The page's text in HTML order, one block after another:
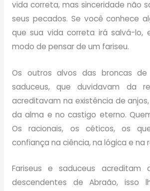
vida correta, mas sinceridade não
seus pecados. Se você conhece
que sua vida correta irá salvá-lo,
modo de pensar de um fariseu.
Os outros alvos das broncas
saduceus, que duvidavam da
acreditavam na existência de
da alma e no castigo eterno.
Os racionais, os céticos, os
confiança na ciência, na lógica e na
Fariseus e saduceus acreditam
descendentes de Abraão, isso